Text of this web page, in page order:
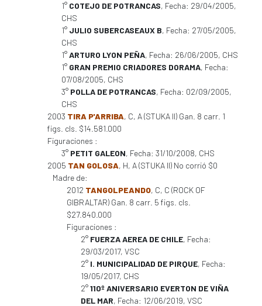
1° COTEJO DE POTRANCAS, Fecha: 29/04/2005,
CHS
1° JULIO SUBERCASEAUX B, Fecha: 27/05/2005,
CHS
1°ARTURO LYON PEÑA, Fecha: 26/06/2005, CHS
1° GRAN PREMIO CRIADORES DORAMA, Fecha:
07/08/2005, CHS
3° POLLA DE POTRANCAS, Fecha: 02/09/2005,
CHS
2003 TIRA P'ARRIBA, C, A (STUKA II) Gan. 8 carr. 1
figs. cls. $14.581.000
Figuraciones :
3° PETIT GALEON, Fecha: 31/10/2008, CHS
2005 TAN GOLOSA, H, A (STUKA II) No corrió $0
Madre de:
2012 TANGOLPEANDO, C, C (ROCK OF
GIBRALTAR) Gan. 8 carr. 5 figs. cls.
$27.840.000
Figuraciones :
2° FUERZA AEREA DE CHILE, Fecha:
29/03/2017, VSC
2° I. MUNICIPALIDAD DE PIRQUE, Fecha:
19/05/2017, CHS
2°110º ANIVERSARIO EVERTON DE VIÑA
DEL MAR, Fecha: 12/06/2019, VSC